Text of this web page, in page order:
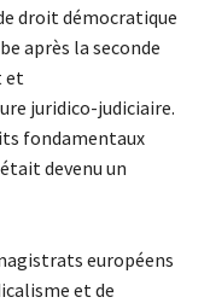
droit démocratique
après la seconde
et
juridico-judiciaire.
fondamentaux
devenu un
européens
et de